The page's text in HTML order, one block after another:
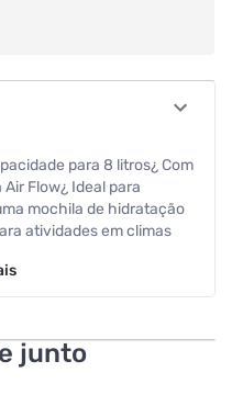
para 8 litros¿ Com
Flow¿ Ideal para
mochila de hidratação
atividades em climas
reforçadas e
sem contar na
para corridas, trail
junto